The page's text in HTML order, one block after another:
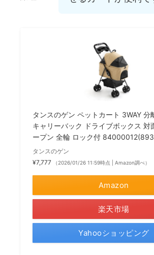
タンスのゲン ペットカート 3WAY 分
キャリーバック ドライブボックス 対
ープン 全輪 ロック付
タンスのゲン
¥7,777
（2026/01/26 11:59時点 | Amazon調べ）
Amazon
楽天市場
Yahooショッピング